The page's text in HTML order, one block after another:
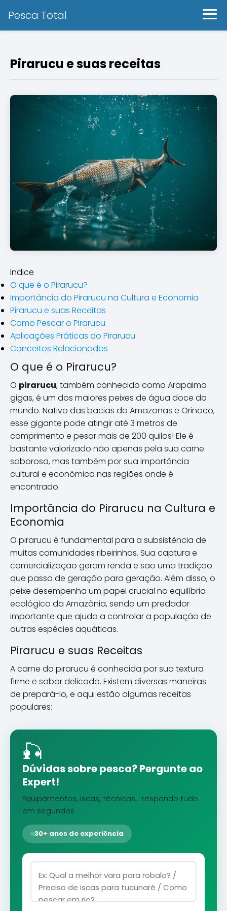
Pesca Total
Pirarucu e suas receitas
Indice
O que é o Pirarucu?
Importância do Pirarucu na Cultura e Economia
Pirarucu e suas Receitas
Como Pescar o Pirarucu
Aplicações Práticas do Pirarucu
Conceitos Relacionados
O que é o Pirarucu?
O pirarucu, também conhecido como Arapaima
gigas, é um dos maiores peixes de água doce do
mundo. Nativo das bacias do Amazonas e Orinoco,
esse gigante pode atingir até 3 metros de
comprimento e pesar mais de 200 quilos! Ele é
bastante valorizado não apenas pela sua carne
saborosa, mas também por sua importância
cultural e econômica nas regiões onde é
encontrado.
Importância do Pirarucu na Cultura e
Economia
O pirarucu é fundamental para a subsistência de
muitas comunidades ribeirinhas. Sua captura e
comercialização geram renda e são uma tradição
que passa de geração para geração. Além disso, o
peixe desempenha um papel crucial no equilíbrio
ecológico da Amazônia, sendo um predador
importante que ajuda a controlar a população de
outras espécies aquáticas.
Pirarucu e suas Receitas
A carne do pirarucu é conhecida por sua textura
firme e sabor delicado. Existem diversas maneiras
de prepará-lo, e aqui estão algumas receitas
populares:
🎣
Dúvidas sobre pesca? Pergunte ao
Expert!
Equipamentos, iscas, técnicas... respondo tudo
em segundos
30+ anos de experiência